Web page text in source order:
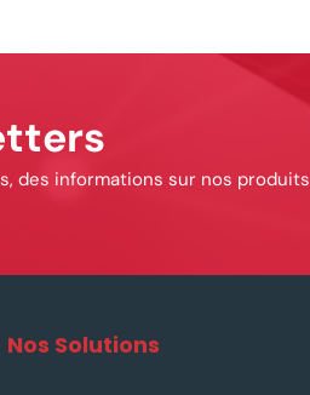
des informations sur nos
Nos Solutions